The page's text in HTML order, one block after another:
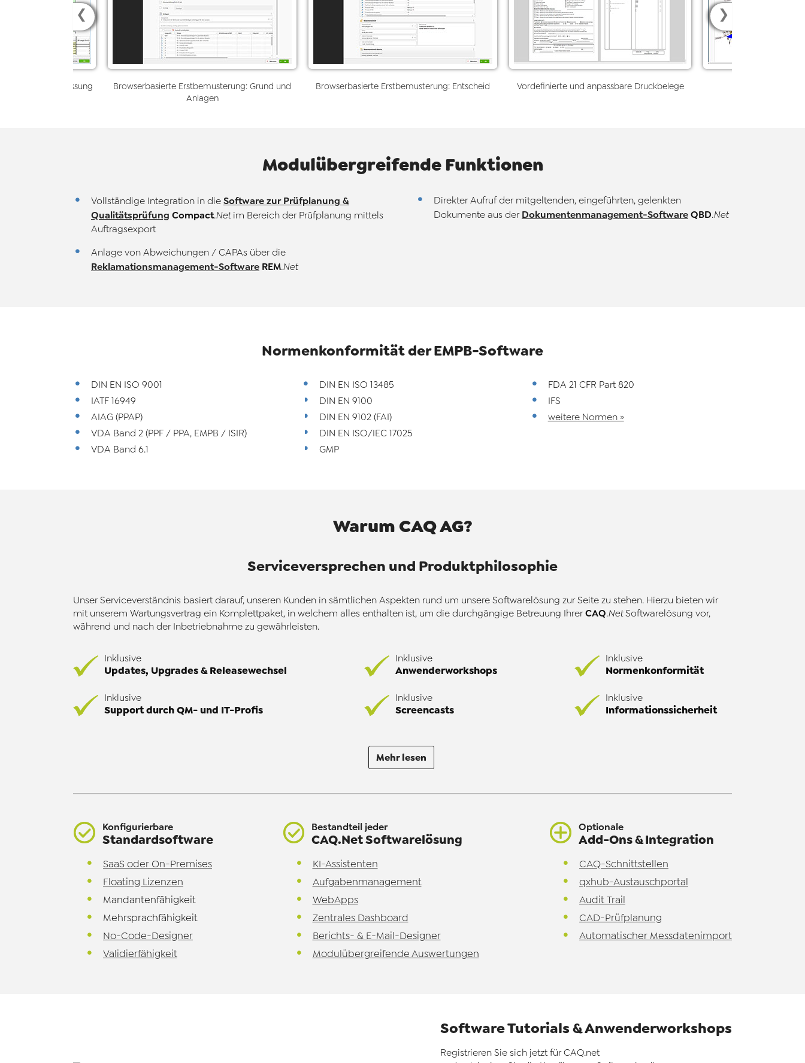
Merkmalserfassung
Browserbasierte Erstbemusterung: Grund und
Anlagen
Browserbasierte Erstbemusterung: Entscheid Vordefinierte und anpassbare Druckbelege
❮ ❯
Modulübergreifende Funktionen
Vollständige Integration in die Software zur Prüfplanung &
Qualitätsprüfung Compact.Netim Bereich der Prüfplanung mittels
Auftragsexport
Anlage von Abweichungen / CAPAs über die
Reklamationsmanagement-Software REM.Net
Direkter Aufruf der mitgeltenden, eingeführten, gelenkten
Dokumente aus der Dokumentenmanagement-Software QBD.Net
Normenkonformität der EMPB-Software
DIN EN ISO 9001
IATF 16949
AIAG (PPAP)
VDA Band 2 (PPF / PPA, EMPB / ISIR)
VDA Band 6.1
DIN EN ISO 13485
DIN EN 9100
DIN EN 9102 (FAI)
DIN EN ISO/IEC 17025
GMP
FDA 21 CFR Part 820
IFS
weitere Normen »
Warum CAQ AG?
Serviceversprechen und Produktphilosophie
Unser Serviceverständnis basiert darauf, unseren Kunden in sämtlichen Aspekten rund um unsere Softwarelösung zur Seite zu stehen. Hierzu bieten wir
mit unserem Wartungsvertrag ein Komplettpaket, in welchem alles enthalten ist, um die durchgängige Betreuung IhrerCAQ.NetSoftwarelösung vor,
während und nach der Inbetriebnahme zu gewährleisten.
Inklusive
Updates, Upgrades & Releasewechsel
Inklusive
Support durch QM- und IT-Profis
Inklusive
Anwenderworkshops
Inklusive
Screencasts
Inklusive
Normenkonformität
Inklusive
Informationssicherheit
Mehr lesen
Konfigurierbare
Standardsoftware
SaaS oder On-Premises
Floating Lizenzen
Mandantenfähigkeit
Mehrsprachfähigkeit
No-Code-Designer
Validierfähigkeit
Bestandteil jeder
CAQ.Net Softwarelösung
KI-Assistenten
Aufgabenmanagement
WebApps
Zentrales Dashboard
Berichts- & E-Mail-Designer
Modulübergreifende Auswertungen
Optionale
Add-Ons & Integration
CAQ-Schnittstellen
qxhub-Austauschportal
Audit Trail
CAD-Prüfplanung
Automatischer Messdatenimport
Software Tutorials & Anwenderworkshops
Registrieren Sie sich jetzt für CAQ.net